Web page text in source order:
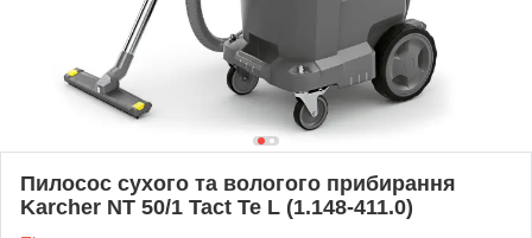
Пилосос сухого та вологого прибирання
Karcher NT 50/1 Tact Te L (1.148-411.0)